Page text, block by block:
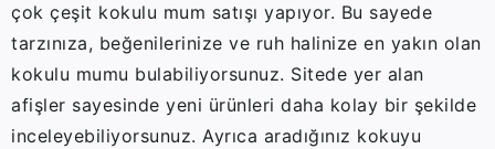
çok çeşit kokulu mum satışı yapıyor. Bu sayede
tarzınıza, beğenilerinize ve ruh halinize en yakın olan
kokulu mumu bulabiliyorsunuz. Sitede yer alan
afişler sayesinde yeni ürünleri daha kolay bir şekilde
inceleyebiliyorsunuz. Ayrıca aradığınız kokuyu